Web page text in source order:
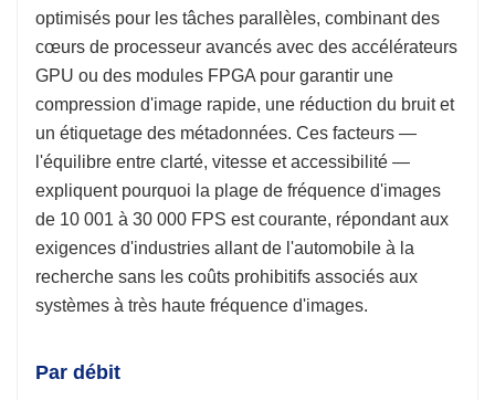
optimisés pour les tâches parallèles, combinant des
cœurs de processeur avancés avec des accélérateurs
GPU ou des modules FPGA pour garantir une
compression d'image rapide, une réduction du bruit et
un étiquetage des métadonnées. Ces facteurs —
l'équilibre entre clarté, vitesse et accessibilité —
expliquent pourquoi la plage de fréquence d'images
de 10 001 à 30 000 FPS est courante, répondant aux
exigences d'industries allant de l'automobile à la
recherche sans les coûts prohibitifs associés aux
systèmes à très haute fréquence d'images.
Par débit